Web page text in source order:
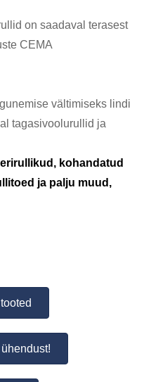
on saadaval terasest
CEMA
vältimiseks lindi
tagasivoolurullid ja
kohandatud
ja palju muud,